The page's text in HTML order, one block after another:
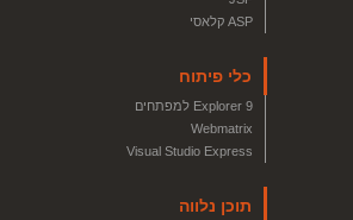
ASP קלאסי
כלי פיתוח
Explorer 9 למפתחים
Webmatrix
Visual Studio Express
תוכן נלווה